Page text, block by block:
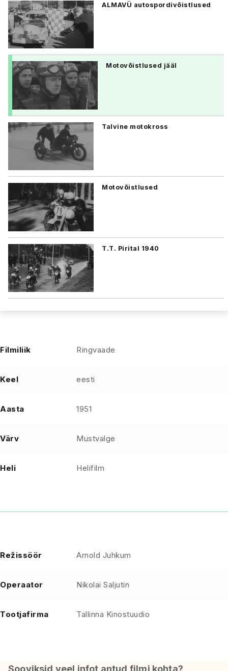
ALMAVÜ autospordivõistlused
Motovõistlused jääl
Talvine motokross
Motovõistlused
T.T. Pirital 1940
Filmiliik Ringvaade
Keel eesti
Aasta 1951
Värv Mustvalge
Heli Helifilm
Režissöör Arnold Juhkum
Operaator Nikolai Saljutin
Tootjafirma Tallinna Kinostuudio
Sooviksid veel infot antud filmi kohta?